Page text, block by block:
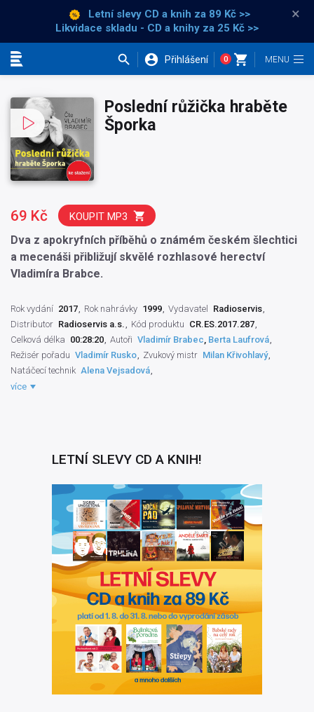
Letní slevy CD a knih za 89 Kč >>
Likvidace skladu - CD a knihy za 25 Kč >>
×
Přihlášení 0
Poslední růžička hraběte
Šporka
Dva z apokryfních příběhů o známém českém šlechtici
a mecenáši přibližují skvělé rozhlasové herectví
Vladimíra Brabce.
69 Kč KOUPIT MP3
Rok vydání 2017 Rok nahrávky 1999 Vydavatel
Radioservis
Distributor Radioservis a.s. Kód produktu CR.ES.2017.287
Celková délka 00:28:20 Autoři Vladimír Brabec, Berta Laufrová
Režisér pořadu Vladimír Rusko Zvukový mistr Milan Křivohlavý
Natáčecí technik Alena Vejsadová
Autor literární
více
LETNÍ SLEVY CD A KNIH!